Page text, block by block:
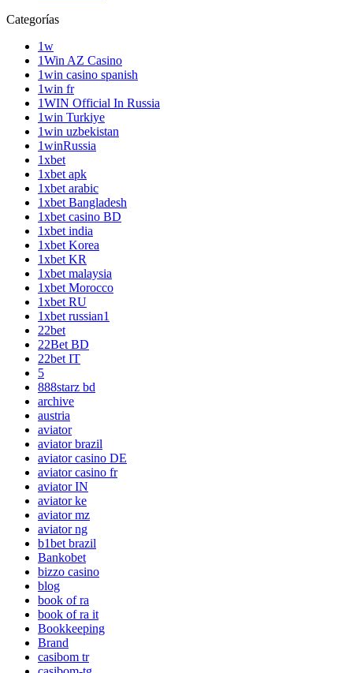
Categorías
1w
1Win AZ Casino
1win casino spanish
1win fr
1WIN Official In Russia
1win Turkiye
1win uzbekistan
1winRussia
1xbet
1xbet apk
1xbet arabic
1xbet Bangladesh
1xbet casino BD
1xbet india
1xbet Korea
1xbet KR
1xbet malaysia
1xbet Morocco
1xbet RU
1xbet russian1
22bet
22Bet BD
22bet IT
5
888starz bd
archive
austria
aviator
aviator brazil
aviator casino DE
aviator casino fr
aviator IN
aviator ke
aviator mz
aviator ng
b1bet brazil
Bankobet
bizzo casino
blog
book of ra
book of ra it
Bookkeeping
Brand
casibom tr